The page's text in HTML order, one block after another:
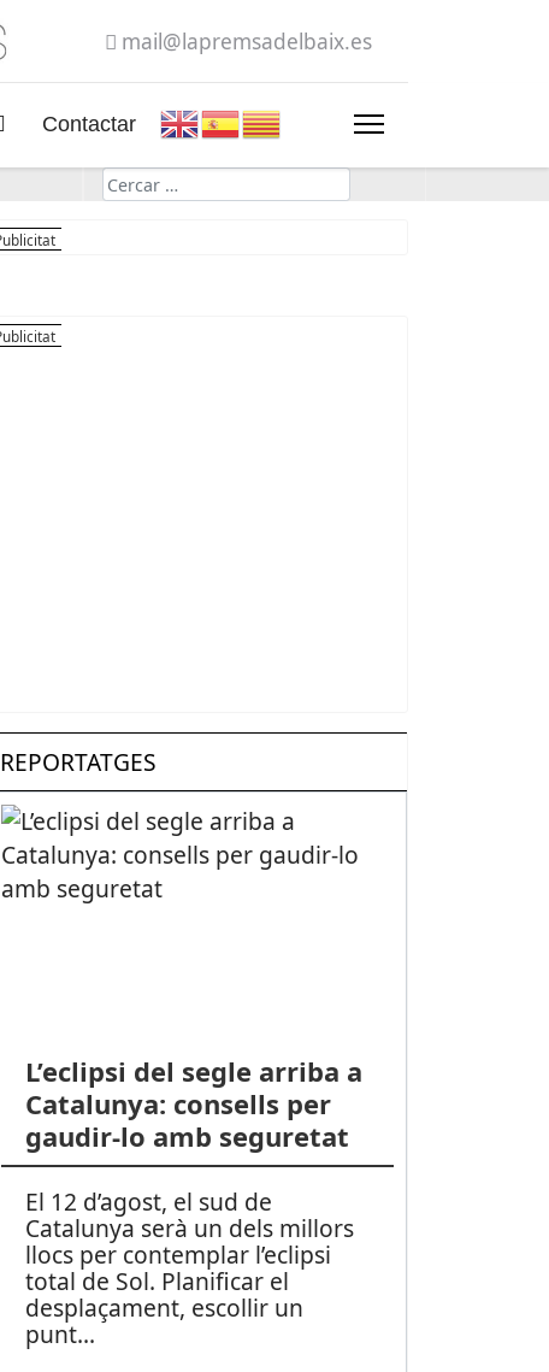
mail@lapremsadelbaix.es
Contactar
Cerca
REPORTATGES
L’eclipsi del segle arriba a
Catalunya: consells per
gaudir-lo amb seguretat
El 12 d’agost, el sud de
Catalunya serà un dels millors
llocs per contemplar l’eclipsi
total de Sol. Planificar el
desplaçament, escollir un
punt...